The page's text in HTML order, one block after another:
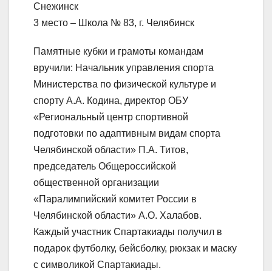
Снежинск
3 место – Школа № 83, г. Челябинск
Памятные кубки и грамоты командам
вручили: Начальник управления спорта
Министерства по физической культуре и
спорту А.А. Кодина, директор ОБУ
«Региональный центр спортивной
подготовки по адаптивным видам спорта
Челябинской области» П.А. Титов,
председатель Общероссийской
общественной организации
«Паралимпийский комитет России в
Челябинской области» А.О. Халабов.
Каждый участник Спартакиады получил в
подарок футболку, бейсболку, рюкзак и маску
с символикой Спартакиады.